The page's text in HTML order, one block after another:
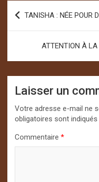
Navigation
de
l’article
TANISHA : NÉE POUR
ATTENTION À LA
Laisser un
Votre adresse e-mail ne
obligatoires sont indiqués
Commentaire *